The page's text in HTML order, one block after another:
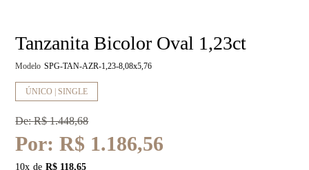
Tanzanita Bicolor Oval 1,23ct
Modelo SPG-TAN-AZR-1,23-8,08x5,76
ÚNICO | SINGLE
De:R$ 1.448,68
Por:R$ 1.186,56
10x
R$ 118,65